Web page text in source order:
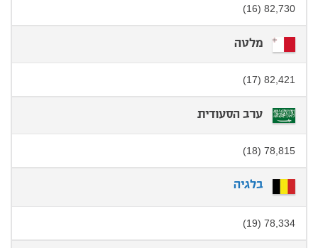
82,730 (16)
מלטה
82,421 (17)
ערב הסעודית
78,815 (18)
בלגיה
78,334 (19)